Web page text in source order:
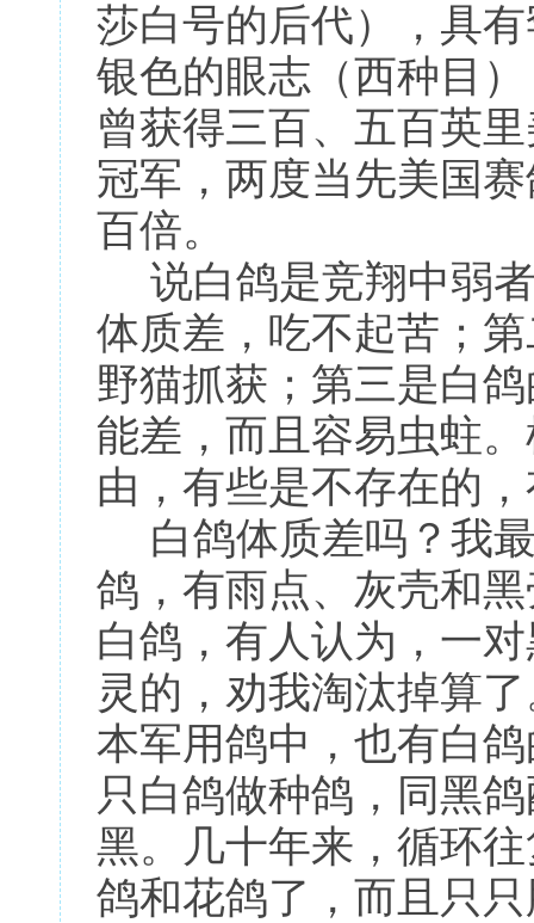
莎白号的后代），具
银色的眼志（西种目
曾获得三百、五百英
冠军，两度当先美国
百倍。
说白鸽是竞翔中弱
体质差，吃不起苦；
野猫抓获；第三是白
能差，而且容易虫蛀
由，有些是不存在的
白鸽体质差吗？我
鸽，有雨点、灰壳和
白鸽，有人认为，一
灵的，劝我淘汰掉算
本军用鸽中，也有白
只白鸽做种鸽，同黑
黑。几十年来，循环
鸽和花鸽了，而且只